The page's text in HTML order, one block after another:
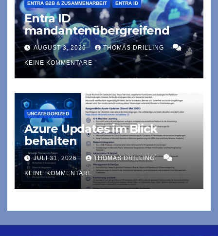
ENTRA B2B & ZUSAMMENARBEIT ENTRA ID
Entra ID
mandantenübergreifend
AUGUST 3, 2026 THOMAS DRILLING
KEINE KOMMENTARE
UNCATEGORIZED
Azure Updates im Blick
behalten
JULI 31, 2026 THOMAS DRILLING
KEINE KOMMENTARE